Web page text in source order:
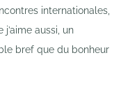
internationales,
aussi, un
bref que du bonheur